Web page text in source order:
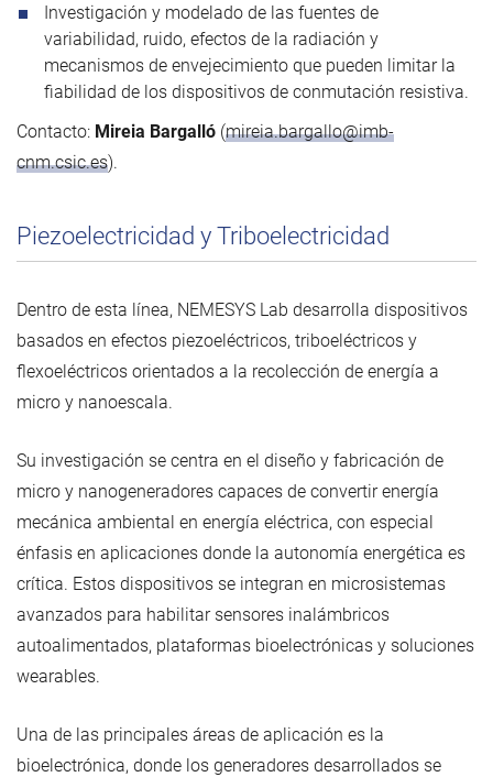
Investigación y modelado de las fuentes de
variabilidad, ruido, efectos de la radiación y
mecanismos de envejecimiento que pueden limitar la
fiabilidad de los dispositivos de conmutación resistiva.
Contacto: Mireia Bargalló (mireia.bargallo@imb-
cnm.csic.es).
Piezoelectricidad y Triboelectricidad
Dentro de esta línea, NEMESYS Lab desarrolla dispositivos
basados en efectos piezoeléctricos, triboeléctricos y
flexoeléctricos orientados a la recolección de energía a
micro y nanoescala.
Su investigación se centra en el diseño y fabricación de
micro y nanogeneradores capaces de convertir energía
mecánica ambiental en energía eléctrica, con especial
énfasis en aplicaciones donde la autonomía energética es
crítica. Estos dispositivos se integran en microsistemas
avanzados para habilitar sensores inalámbricos
autoalimentados, plataformas bioelectrónicas y soluciones
wearables.
Una de las principales áreas de aplicación es la
bioelectrónica, donde los generadores desarrollados se